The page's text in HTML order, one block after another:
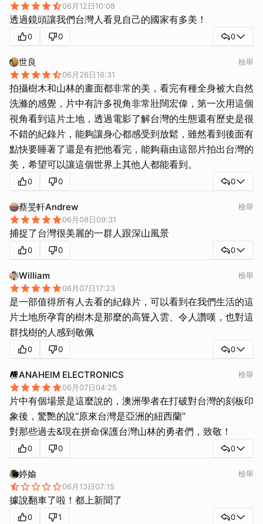
06月12日10:08
透過鏡頭讓我們台灣人看見自己的國家有多美！
0 0 0
世良
06月26日16:31
檢舉
拍攝樹木和山林的畫面都非常的美，看完有種全身被大自然
洗滌的感覺，片中有許多視角非常壯闊宏偉，第一次用這個
視角看到這片土地，透過電影了解台灣的生態還有歷史是很
不錯的紀錄片，能夠讓身心都感受到放鬆，雖然看到後面有
點快要睡著了還是有把他看完，能夠藉由這部片拍出台灣的
美，希望可以讓這個世界上其他人都能看到。
0 0 0
蔡旻軒Andrew
06月08日09:31
檢舉
捕捉了台灣很美麗的一群人跟深山風景
0 0 0
William
06月07日17:23
檢舉
是一部值得所有人去看的紀錄片，可以看到在我們生活的這
片土地所孕育的樹木是那麼的高聳入雲、令人讚嘆，也對這
群找樹的人感到敬佩
0 0 0
ANAHEIM ELECTRONICS
06月07日04:25
檢舉
片中有個場景是這麼說的，澳洲學者在打破對台灣的刻板印
象後，驚艷的說“原來台灣是亞洲的紐西蘭”
對那些過去&現在拼命保護台灣山林的勇者們，致敬！
0 0 0
婷媮
06月13日07:15
檢舉
據說翻車了啦！都上新聞了
0 1 0